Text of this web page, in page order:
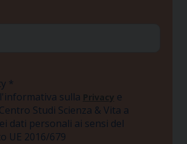
*
sulla Privacy e
Studi Scienza & Vita a
dati personali ai sensi del
UE 2016/679